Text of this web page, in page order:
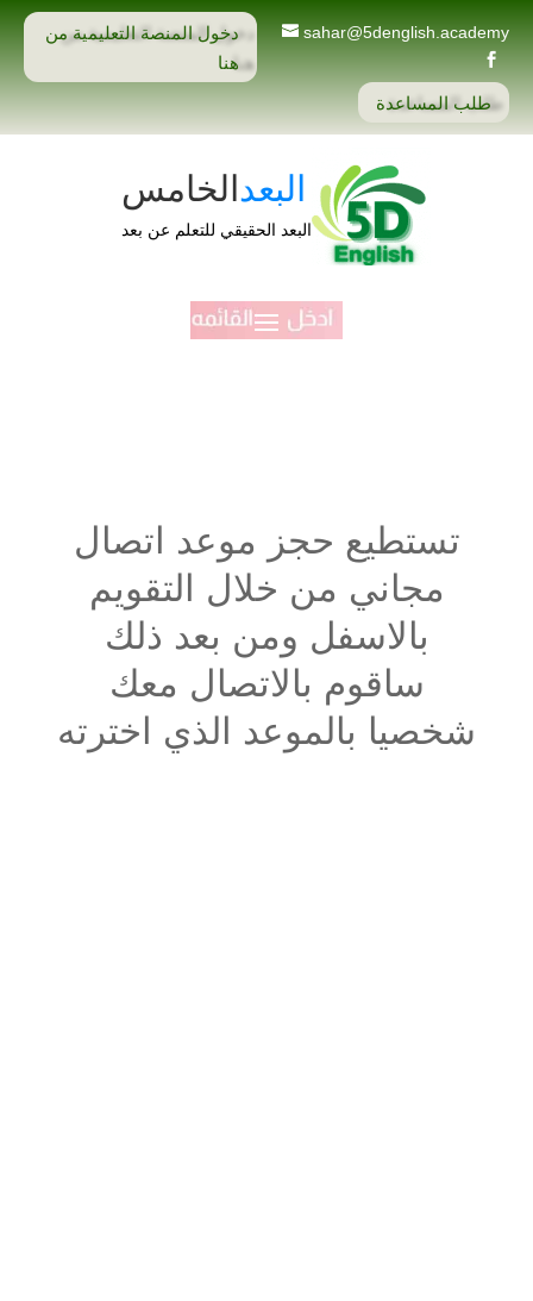
sahar@5denglish.academy

دخول المنصة التعليمية من
هنا
طلب المساعدة
البعدالخامس
البعد الحقيقي للتعلم عن بعد
تستطيع حجز موعد اتصال
مجاني من خلال التقويم
بالاسفل ومن بعد ذلك
ساقوم بالاتصال معك
شخصيا بالموعد الذي اخترته